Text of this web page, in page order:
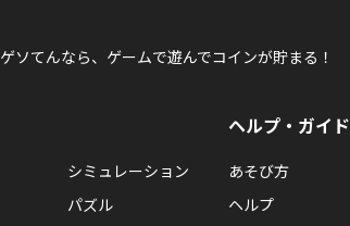
ゲソてんなら、ゲームで遊んでコインが貯まる！
シミュレーション
パズル
ヘルプ・ガイド
あそび方
ヘルプ